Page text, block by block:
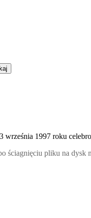
września 1997 roku
ściagnięciu pliku na